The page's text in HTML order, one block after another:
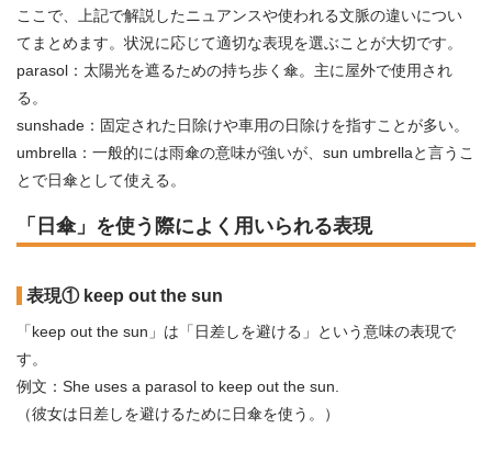
ここで、上記で解説したニュアンスや使われる文脈の違いについ
てまとめます。状況に応じて適切な表現を選ぶことが大切です。
parasol：太陽光を遮るための持ち歩く傘。主に屋外で使用され
る。
sunshade：固定された日除けや車用の日除けを指すことが多い。
umbrella：一般的には雨傘の意味が強いが、sun umbrellaと言うこ
とで日傘として使える。
「日傘」を使う際によく用いられる表現
表現① keep out the sun
「keep out the sun」は「日差しを避ける」という意味の表現で
す。
例文：She uses a parasol to keep out the sun.
（彼女は日差しを避けるために日傘を使う。）